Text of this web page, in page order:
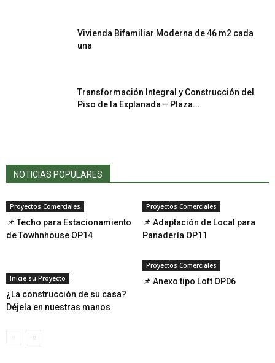
Vivienda Bifamiliar Moderna de 46 m2 cada
una
Transformación Integral y Construcción del
Piso de la Explanada – Plaza...
NOTICIAS POPULARES
Proyectos Comerciales
📌 Techo para Estacionamiento
de Towhnhouse OP14
Proyectos Comerciales
📌 Adaptación de Local para
Panadería OP11
Inicie su Proyecto
¿La construcción de su casa?
Déjela en nuestras manos
Proyectos Comerciales
📌 Anexo tipo Loft OP06